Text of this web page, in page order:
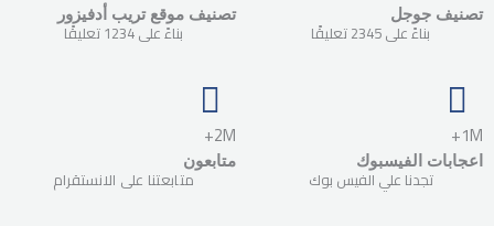
تصنيف جوجل
بناءً على 2345 تعليقًا
تصنيف موقع تريب أدفيزور
بناءً على 1234 تعليقًا
1M+
اعجابات الفيسبوك
تجدنا علي الفيس بوك
2M+
متابعون
متابعتنا على الانستقرام